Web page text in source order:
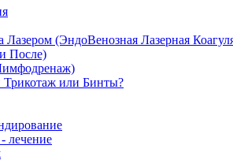
Лазером (ЭндоВенозная Лазерная
После)
или Бинты?
лечение